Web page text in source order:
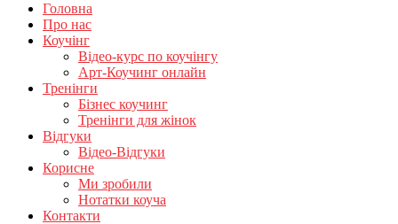
Головна
Про нас
Коучінг
Відео-курс по коучінгу
Арт-Коучинг онлайн
Тренінги
Бізнес коучинг
Тренінги для жінок
Відгуки
Відео-Відгуки
Корисне
Ми зробили
Нотатки коуча
Контакти